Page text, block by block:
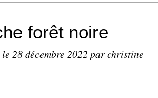
forêt noire
28 décembre 2022 par christine